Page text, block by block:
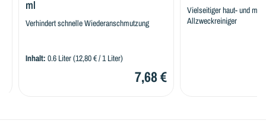
Verhindert schnelle Wiederanschmutzung
Inhalt:0.6 Liter (12,80 € / 1 Liter)
7,68 €
Vielseitiger haut- und
Allzweckreiniger